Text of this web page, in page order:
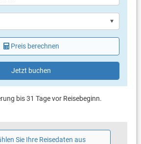
Preis berechnen
Jetzt buchen
bis 31 Tage vor Reisebeginn.
Sie Ihre Reisedaten aus